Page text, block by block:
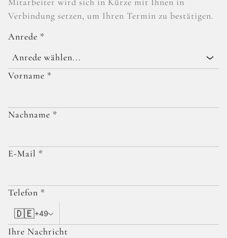
Verbindung setzen, um Ihren Termin zu bestätigen.
Anrede *
Anrede wählen...
Vorname *
Nachname *
E-Mail *
Telefon *
🇩🇪+49
Ihre Nachricht